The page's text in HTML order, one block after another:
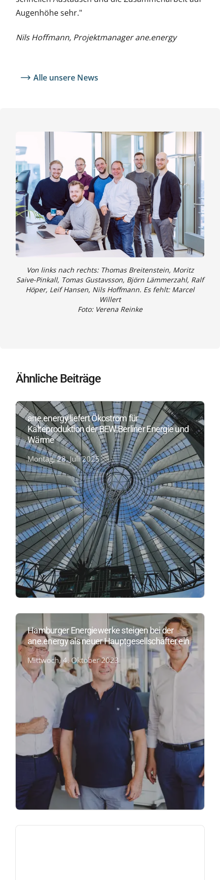
Augenhöhe sehr."
Nils Hoffmann, Projektmanager ane.energy
Alle unsere News
Von links nach rechts: Thomas Breitenstein, Moritz
Saive-Pinkall, Tomas Gustavsson, Björn Lämmerzahl, Ralf
Höper, Leif Hansen, Nils Hoffmann. Es fehlt: Marcel
Willert
Foto: Verena Reinke
Ähnliche Beiträge
ane.energy liefert Ökostrom für
Kälteproduktion der BEW Berliner Energie und
Wärme
Montag, 28. Juli 2025
Hamburger Energiewerke steigen bei der
ane.energy als neuer Hauptgesellschafter ein
Mittwoch, 4. Oktober 2023